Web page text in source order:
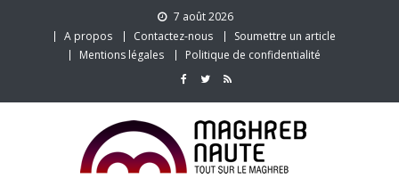
7 août 2026
A propos
Contactez-nous
Soumettre un article
Mentions légales
Politique de confidentialité